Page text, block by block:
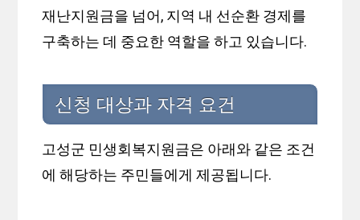
재난지원금을 넘어, 지역 내 선순환 경제를
구축하는 데 중요한 역할을 하고 있습니다.
신청 대상과 자격 요건
고성군 민생회복지원금은 아래와 같은 조건
에 해당하는 주민들에게 제공됩니다.